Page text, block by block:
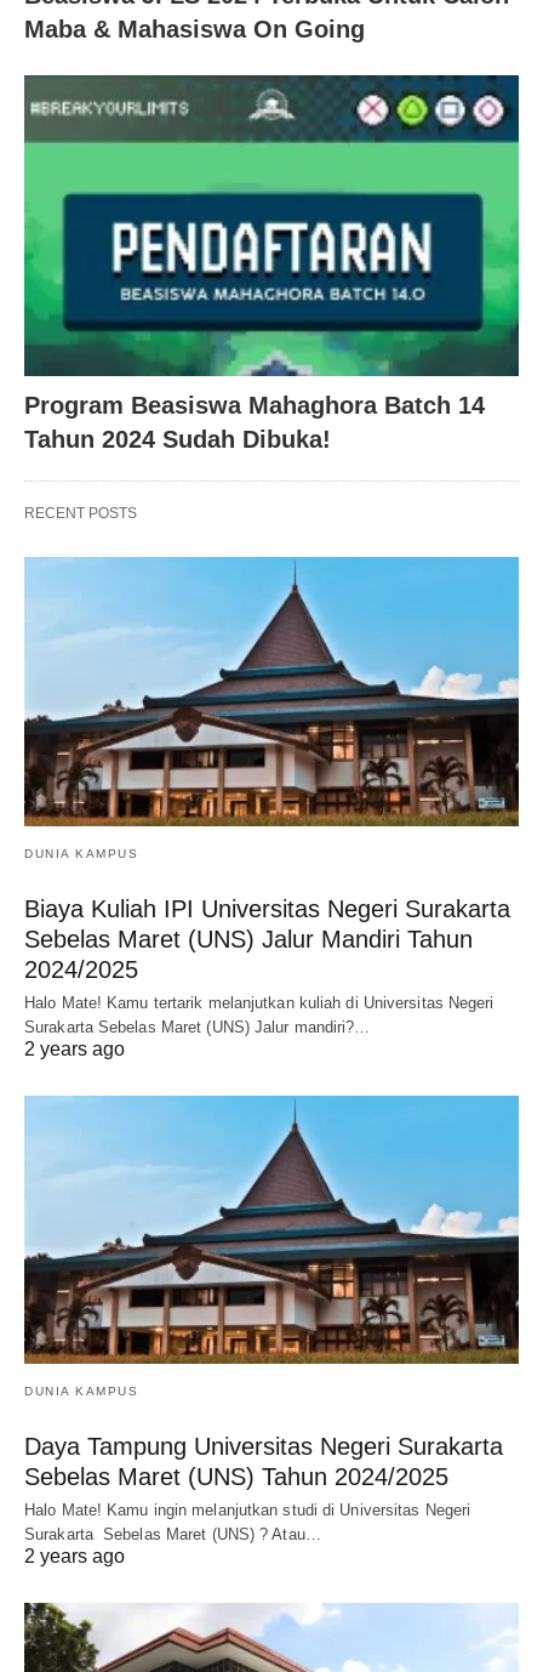
Maba & Mahasiswa On Going
Program Beasiswa Mahaghora Batch 14
Tahun 2024 Sudah Dibuka!
RECENT POSTS
DUNIA KAMPUS
Biaya Kuliah IPI Universitas Negeri Surakarta
Sebelas Maret (UNS) Jalur Mandiri Tahun
2024/2025
Halo Mate! Kamu tertarik melanjutkan kuliah di Universitas Negeri
Surakarta Sebelas Maret (UNS) Jalur mandiri?…
2 years ago
DUNIA KAMPUS
Daya Tampung Universitas Negeri Surakarta
Sebelas Maret (UNS) Tahun 2024/2025
Halo Mate! Kamu ingin melanjutkan studi di Universitas Negeri
Surakarta Sebelas Maret (UNS) ? Atau…
2 years ago